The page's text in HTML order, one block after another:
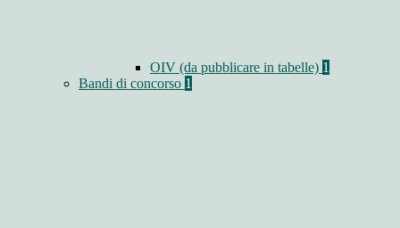
OIV (da pubblicare in tabelle) 1
Bandi di concorso 1